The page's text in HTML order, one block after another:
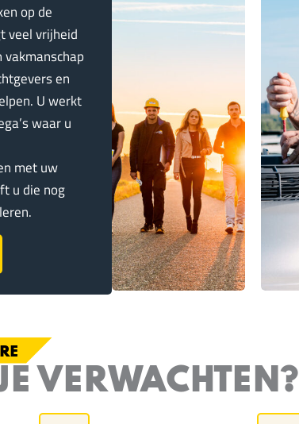
op de
veel vrijheid
en
U werkt
waar u
met uw
u die nog
VERWACHTEN?